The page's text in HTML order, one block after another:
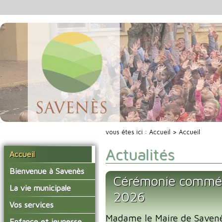
Accueil
Bienvenue à Savenès
Situer Savenès
Savenès en chiffre
L'histoire du village
La vie municipale
Vos élus
Les compte-rendus du
Vos services
La mairie
vous êtes ici : Accueil > Accueil
Actualités
Cérémonie
2026
Madame le Maire de